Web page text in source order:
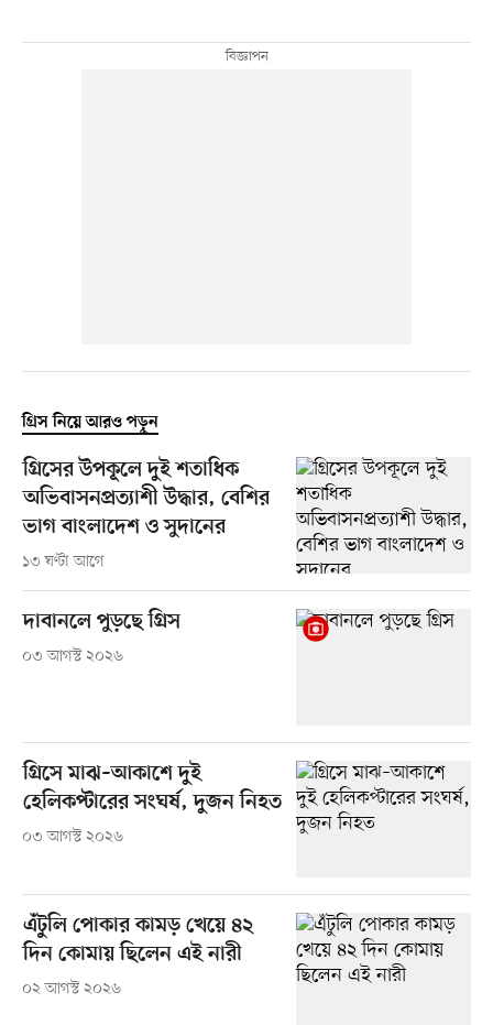
গ্রিস নিয়ে আরও পড়ুন
গ্রিসের উপকূলে দুই শতাধিক
অভিবাসনপ্রত্যাশী উদ্ধার, বেশির
ভাগ বাংলাদেশ ও সুদানের
১৩ ঘণ্টা আগে
দাবানলে পুড়ছে গ্রিস
০৩ আগস্ট ২০২৬
গ্রিসে মাঝ–আকাশে দুই
হেলিকপ্টারের সংঘর্ষ, দুজন নিহত
০৩ আগস্ট ২০২৬
এঁটুলি পোকার কামড় খেয়ে ৪২
দিন কোমায় ছিলেন এই নারী
০২ আগস্ট ২০২৬